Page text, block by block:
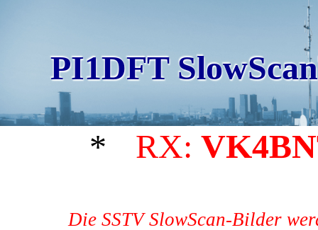
PI1DFT
* RX:
Die SSTV SlowScan-Bilder